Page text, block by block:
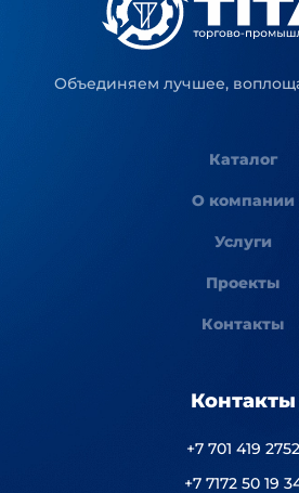
Объединяем лучшее,
Каталог
О компании
Услуги
Проекты
Контакты
Контакты
+7 701 419 2752
+7 7172 50 19